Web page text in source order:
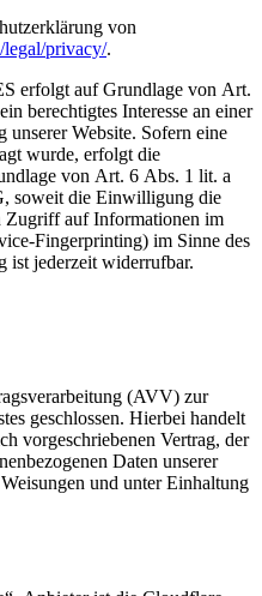
von
legal/privacy/.
erfolgt auf Grundlage von Art.
berechtigtes Interesse an einer
unserer Website. Sofern eine
wurde, erfolgt die
von Art. 6 Abs. 1 lit. a
soweit die Einwilligung die
Zugriff auf Informationen im
Fingerprinting) im Sinne des
jederzeit widerrufbar.
(AVV) zur
geschlossen. Hierbei handelt
vorgeschriebenen Vertrag, der
Daten unserer
und unter Einhaltung